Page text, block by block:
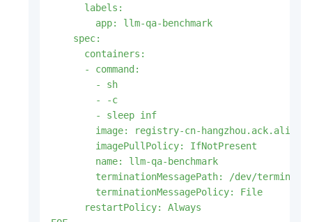
      labels:
        app: llm-qa-benchmark
    spec:
      containers:
      - command:
        - sh
        - -c
        - sleep inf
image: registry-cn-
        imagePullPolicy: IfNotPresent
        name: llm-qa-benchmark
terminationMessagePath: /dev/
        terminationMessagePolicy: File
      restartPolicy: Always